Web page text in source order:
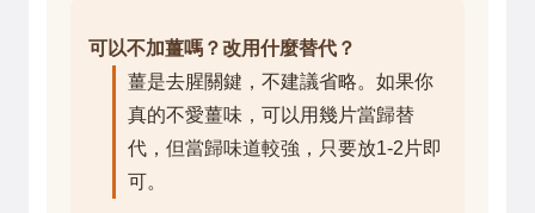
可以不加薑嗎？改用什麼替代？
薑是去腥關鍵，不建議省略。如果你
真的不愛薑味，可以用幾片當歸替
代，但當歸味道較強，只要放1-2片即
可。